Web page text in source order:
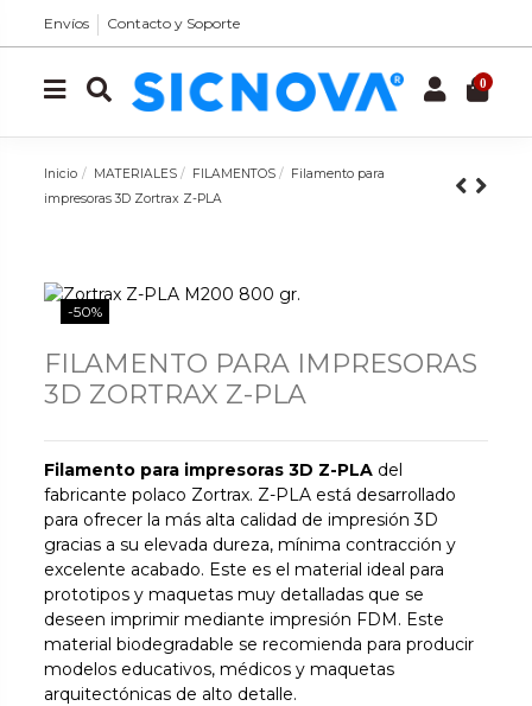
Envíos Contacto y Soporte
0
Inicio MATERIALES FILAMENTOS
Filamento para
impresoras 3D Zortrax Z-PLA
-50%
FILAMENTO PARA IMPRESORAS
3D ZORTRAX Z-PLA
Filamento para impresoras 3D Z-PLA del
fabricante polaco Zortrax. Z-PLA está desarrollado
para ofrecer la más alta calidad de impresión 3D
gracias a su elevada dureza, mínima contracción y
excelente acabado. Este es el material ideal para
prototipos y maquetas muy detalladas que se
deseen imprimir mediante impresión FDM. Este
material biodegradable se recomienda para producir
modelos educativos, médicos y maquetas
arquitectónicas de alto detalle.